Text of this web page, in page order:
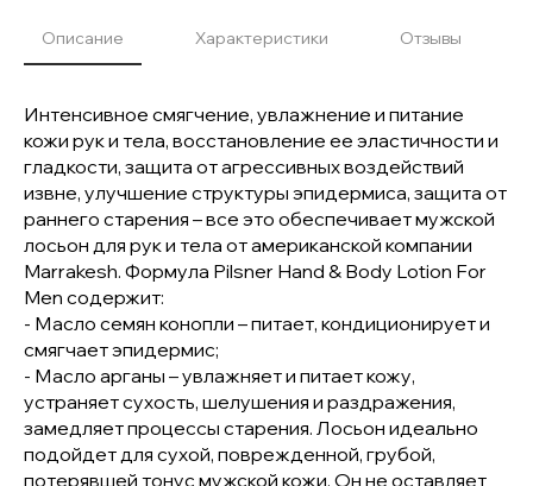
Описание Характеристики Отзывы
Интенсивное смягчение, увлажнение и питание
кожи рук и тела, восстановление ее эластичности и
гладкости, защита от агрессивных воздействий
извне, улучшение структуры эпидермиса, защита от
раннего старения – все это обеспечивает мужской
лосьон для рук и тела от американской компании
Marrakesh. Формула Pilsner Hand & Body Lotion For
Men содержит:
- Масло семян конопли – питает, кондиционирует и
смягчает эпидермис;
- Масло арганы – увлажняет и питает кожу,
устраняет сухость, шелушения и раздражения,
замедляет процессы старения. Лосьон идеально
подойдет для сухой, поврежденной, грубой,
потерявшей тонус мужской кожи. Он не оставляет